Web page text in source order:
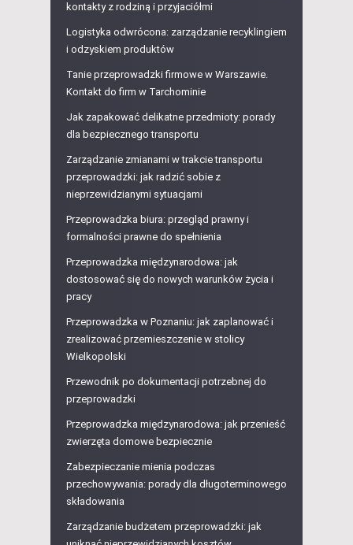
kontakty z rodziną i przyjaciółmi
Logistyka odwrócona: zarządzanie recyklingiem
i odzyskiem produktów
Tanie przeprowadzki firmowe w Warszawie.
Kontakt do firm w Tarchominie
Jak zapakować delikatne przedmioty: porady
dla bezpiecznego transportu
Zarządzanie zmianami w trakcie transportu
przeprowadzki: jak radzić sobie z
nieprzewidzianymi sytuacjami
Przeprowadzka biura: przegląd prawny i
formalności prawne do spełnienia
Przeprowadzka międzynarodowa: jak
dostosować się do nowych warunków życia i
pracy
Przeprowadzka w Poznaniu: jak zaplanować i
zrealizować przemieszczenie w stolicy
Wielkopolski
Przewodnik po dokumentacji potrzebnej do
przeprowadzki
Przeprowadzka międzynarodowa: jak przenieść
zwierzęta domowe bezpiecznie
Zabezpieczanie mienia podczas
przechowywania: porady dla długoterminowego
składowania
Zarządzanie budżetem przeprowadzki: jak